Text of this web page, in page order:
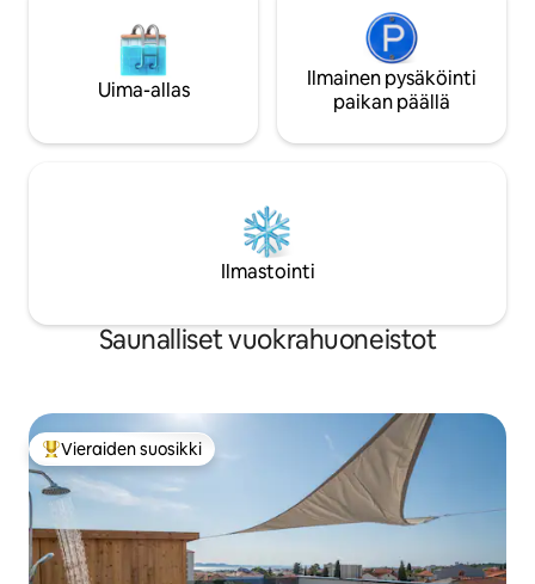
Uima-allas
Ilmainen pysäköinti
paikan päällä
Ilmastointi
Saunalliset vuokrahuoneistot
Vieraiden suosikkien parhaimmistoa
Vieraiden suosikki